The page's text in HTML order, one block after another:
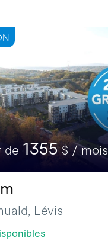
de 1355$ / mois
Lévis